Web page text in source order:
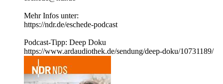
Mehr Infos unter:
https://ndr.de/eschede-podcast
Podcast-Tipp: Deep Doku
https://www.ardaudiothek.de/sendung/deep-doku/10731189/